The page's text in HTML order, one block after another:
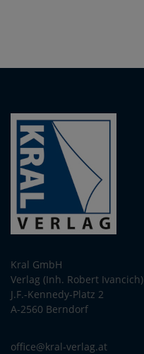
Kral GmbH
Verlag (Inh. Robert Ivancich)
J.F.-Kennedy-Platz 2
A-2560 Berndorf
office@kral-verlag.at